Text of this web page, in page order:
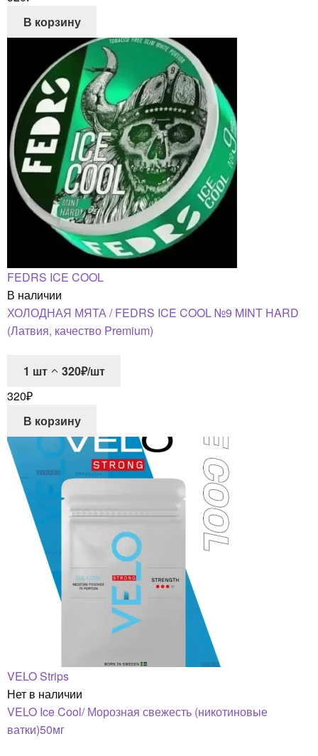
В корзину
FEDRS ICE COOL
В наличии
ХОЛОДНАЯ МЯТА / FEDRS ICE COOL №9 MINT HARD
(Латвия, качество Premium)
1 шт
320₽/шт
320₽
В корзину
VELO Strips
Нет в наличии
VELO Ice Cool/ Морозная свежесть (никотиновые
ватки)50мг